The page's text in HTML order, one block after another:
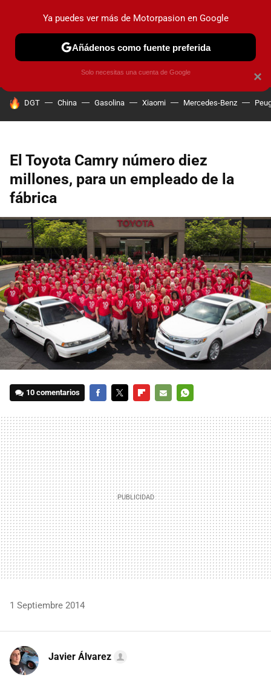
PRUEBAS COCHES ELÉCTRICOS OBSERVATORIO
HOY SE HABLA DE
DGT China Gasolina Xiaomi Mercedes-Benz
El Toyota Camry número diez
millones, para un empleado de la
fábrica
10 comentarios
MAIL
1 Septiembre 2014
Javier Álvarez
×
Ya puedes ver más de Motorpasion en Google
Añádenos como fuente preferida
Solo necesitas una cuenta de Google